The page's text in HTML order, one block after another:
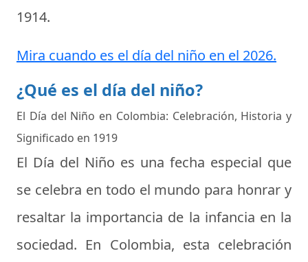
1914.
Mira cuando es el día del niño en el 2026.
¿Qué es el día del niño?
El Día del Niño en Colombia: Celebración, Historia y
Significado en 1919
El Día del Niño es una fecha especial que
se celebra en todo el mundo para honrar y
resaltar la importancia de la infancia en la
sociedad. En Colombia, esta celebración